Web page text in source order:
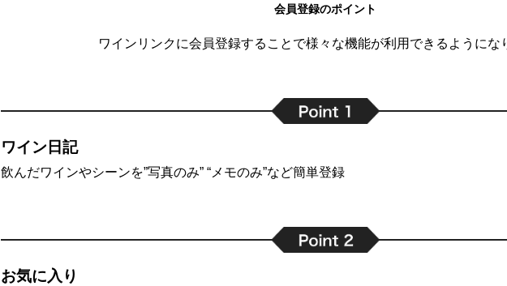
会員登録のポイント
ワインリンクに会員登録することで様々な機能が利用できるようにな
ワイン日記
飲んだワインやシーンを”写真のみ” “メモのみ”など簡単登録
お気に入り